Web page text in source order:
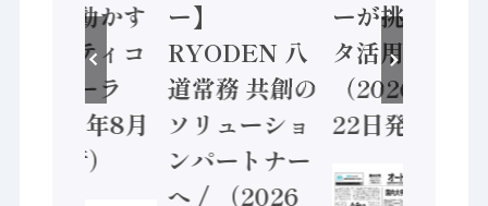
安全に動かす
セーフティコ
ントローラ
（2026年8月
5日発行）
ー】
RYODEN 八
道常務 共創の
ソリューショ
ンパートナー
へ / （2026
ーが挑むデー
タ活用 など
（2026年7月
22日発行）